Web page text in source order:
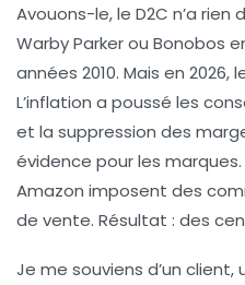
Avouons-le, le D2C n’a
Warby Parker ou Bonobos
années 2010. Mais en
L’inflation a poussé les
et la suppression des
évidence pour les
Amazon imposent des
de vente. Résultat : des
Je me souviens d’un